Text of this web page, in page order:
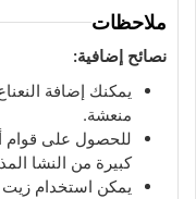
ملاحظات
نصائح إضافية:
يمكنك إضافة
منعشة.
للحصول على قوام
كبيرة من النشا
يمكن استخدام زيت